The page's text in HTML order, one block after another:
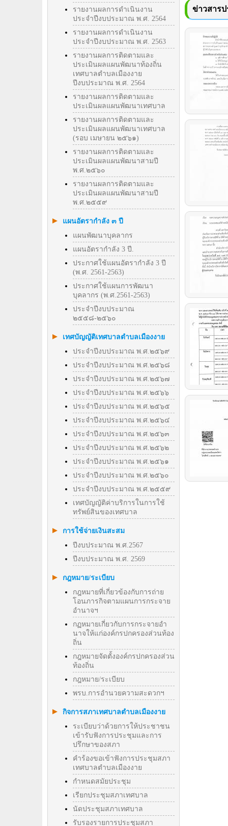
รายงานผลการดำเนินงาน
ประจำปีงบประมาณ พ.ศ. 2564
รายงานผลการดำเนินงาน
ประจำปีงบประมาณ พ.ศ. 2563
รายงานผลการติดตามและ
ประเมินผลแผนพัฒนาท้องถิ่น
เทศบาลตำบลเมืองงาย
ปีงบประมาณ พ.ศ. 2564
รายงานผลการติดตามและ
ประเมินผลแผนพัฒนาเทศบาล
รายงานผลการติดตามและ
ประเมินผลแผนพัฒนาเทศบาล
(รอบ เมษายน ๒๕๖๑)
รายงานผลการติดตามและ
ประเมินผลแผนพัฒนาสามปี
พ.ศ.๒๕๖๐
รายงานผลการติดตามและ
ประเมินผลแผนพัฒนาสามปี
พ.ศ.๒๕๕๙
แผนอัตรากำลัง ๓ ปี
แผนพัฒนาบุคลากร
แผนอัตรากำลัง 3 ปี.
ประกาศใช้แผนอัตรากำลัง 3 ปี
(พ.ศ. 2561-2563)
ประกาศใช้แผนการพัฒนา
บุคลากร (พ.ศ.2561-2563)
ประจำปีงบประมาณ
๒๕๕๘-๒๕๖๐
เทศบัญญัติเทศบาลตำบลเมืองงาย
ประจำปีงบประมาณ พ.ศ.๒๕๖๙
ประจำปีงบประมาณ พ.ศ.๒๕๖๘
ประจำปีงบประมาณ พ.ศ.๒๕๖๗
ประจำปีงบประมาณ พ.ศ.๒๕๖๖
ประจำปีงบประมาณ พ.ศ.๒๕๖๕
ประจำปีงบประมาณ พ.ศ.๒๕๖๔
ประจำปีงบประมาณ พ.ศ.๒๕๖๓
ประจำปีงบประมาณ พ.ศ.๒๕๖๒
ประจำปีงบประมาณ พ.ศ.๒๕๖๑
ประจำปีงบประมาณ พ.ศ.๒๕๖๐
ประจำปีงบประมาณ พ.ศ.๒๕๕๙
เทศบัญญัติค่าบริการในการใช้
ทรัพย์สินของเทศบาล
การใช้จ่ายเงินสะสม
ปีงบประมาณ พ.ศ.2567
ปีงบประมาณ พ.ศ. 2569
กฎหมาย/ระเบียบ
กฎหมายที่เกี่ยวข้องกับการถ่าย
โอนภารกิจตามแผนการกระจาย
อำนาจฯ
กฏหมายเกี่ยวกับการกระจายอำ
นาจให้แก่องค์กรปกครองส่วนท้อง
ถิ่น
กฎหมายจัดตั้งองค์กรปกครองส่วน
ท้องถิ่น
กฎหมาย/ระเบียบ
พรบ.การอำนวยความสะดวกฯ
กิจการสภาเทศบาลตำบลเมืองงาย
ระเบียบว่าด้วยการให้ประชาชน
เข้ารับฟังการประชุมและการ
ปรึกษาของสภา
คำร้องขอเข้าฟังการประชุมสภา
เทศบาลตำบลเมืองงาย
กำหนดสมัยประชุม
เรียกประชุมสภาเทศบาล
นัดประชุมสภาเทศบาล
รับรองรายการประชุมสภา
ข่าวสาร